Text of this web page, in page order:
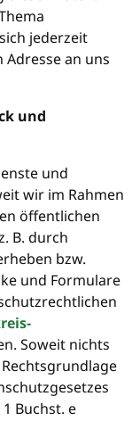
jederzeit
an uns
und
und
wir im Rahmen
öffentlichen
B. durch
bzw.
und Formulare
Soweit nichts
Buchst. e